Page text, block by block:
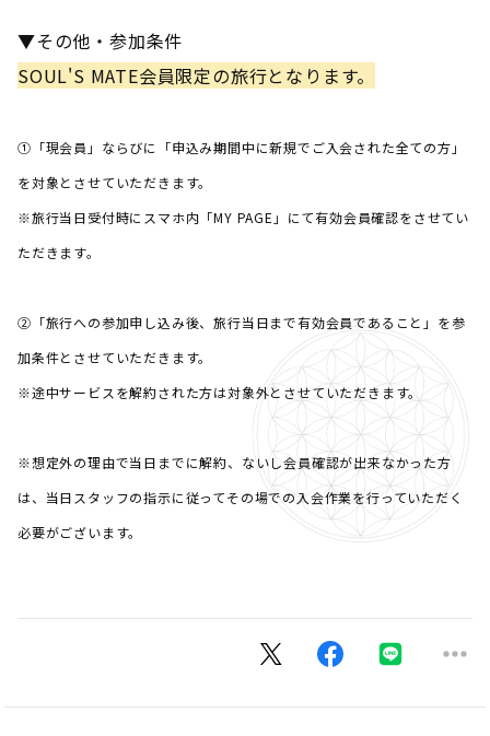
▼その他・参加条件
SOUL'S MATE会員限定の旅行となります。
①「現会員」ならびに「申込み期間中に新規でご入会された全ての方」
を対象とさせていただきます。
※旅行当日受付時にスマホ内「MY PAGE」にて有効会員確認をさせてい
ただきます。
②「旅行への参加申し込み後、旅行当日まで有効会員であること」を参
加条件とさせていただきます。
※途中サービスを解約された方は対象外とさせていただきます。
※想定外の理由で当日までに解約、ないし会員確認が出来なかった方
は、 当日スタッフの指示に従ってその場での入会作業を行っていただく
必要がございます。